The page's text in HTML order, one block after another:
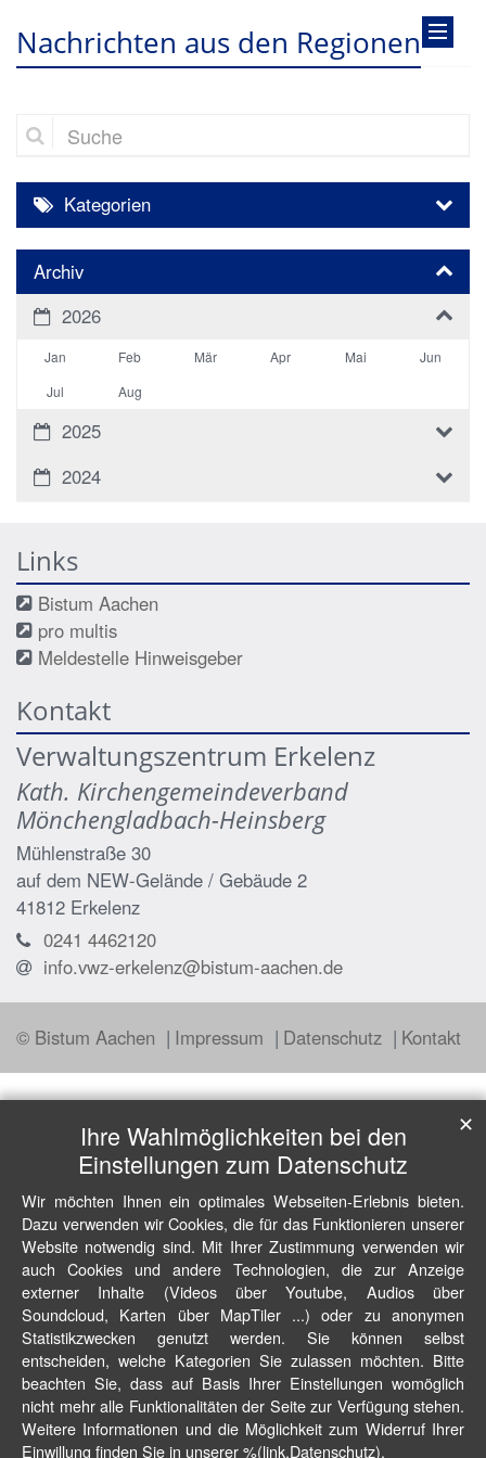
Nachrichten aus den Regionen
Suche
Kategorien
Archiv
2026
Jan Feb Mär Apr Mai
Jun
Jul
Aug
2025
2024
Links
Bistum Aachen
pro multis
Meldestelle Hinweisgeber
Kontakt
Verwaltungszentrum Erkelenz
Kath. Kirchengemeindeverband
Mönchengladbach-Heinsberg
Mühlenstraße 30
auf dem NEW-Gelände / Gebäude 2
41812 Erkelenz
0241 4462120
info.vwz-erkelenz@bistum-aachen.de
© Bistum Aachen Impressum Datenschutz Kontakt
Ihre Wahlmöglichkeiten bei den
Einstellungen zum Datenschutz
Wir möchten Ihnen ein optimales Webseiten-Erlebnis bieten.
Dazu verwenden wir Cookies, die für das Funktionieren unserer
Website notwendig sind. Mit Ihrer Zustimmung verwenden wir
auch Cookies und andere Technologien, die zur Anzeige
externer Inhalte (Videos über Youtube, Audios über
Soundcloud, Karten über MapTiler ...) oder zu anonymen
Statistikzwecken genutzt werden. Sie können selbst
entscheiden, welche Kategorien Sie zulassen möchten. Bitte
beachten Sie, dass auf Basis Ihrer Einstellungen womöglich
nicht mehr alle Funktionalitäten der Seite zur Verfügung stehen.
Weitere Informationen und die Möglichkeit zum Widerruf Ihrer
Einwillung finden Sie in unserer %(link.Datenschutz).
✕